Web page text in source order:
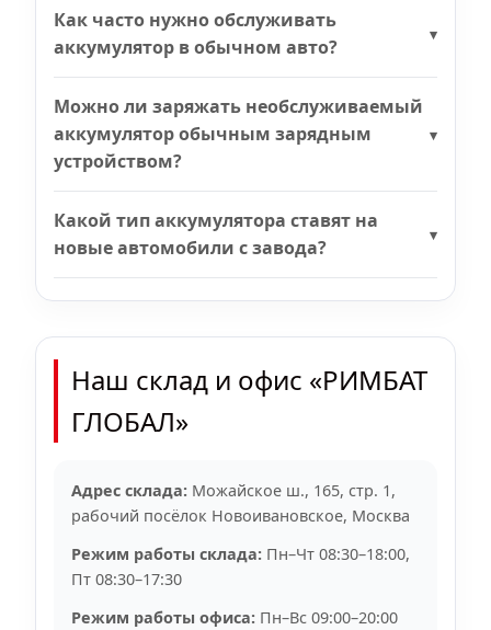
Как часто нужно обслуживать
аккумулятор в обычном авто?
Можно ли заряжать необслуживаемый
аккумулятор обычным зарядным
устройством?
Какой тип аккумулятора ставят на
новые автомобили с завода?
Наш склад и офис «РИМБАТ
ГЛОБАЛ»
Адрес склада: Можайское ш., 165, стр. 1,
рабочий посёлок Новоивановское, Москва
Режим работы склада: Пн–Чт 08:30–18:00,
Пт 08:30–17:30
Режим работы офиса: Пн–Вс 09:00–20:00